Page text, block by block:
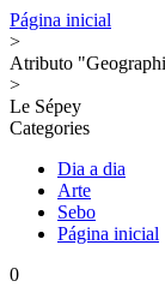
Página inicial
>
Atributo
>
Le Sépey
Categories
Dia a dia
Arte
Sebo
Página inicial
0